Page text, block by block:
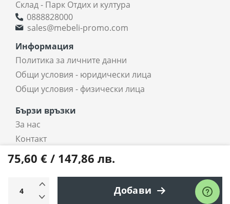
75,60 € / 147,86 лв.
Добави
Склад - Парк Отдих и култура
0888828000
sales@mebeli-promo.com
Информация
Политика за личните данни
Общи условия - юридически лица
Общи условия - физически лица
Бързи връзки
За нас
Контакт
coradi.bg - интернет магазин
Всички права запазени © 2025 coradi.bg
Електронен магазин